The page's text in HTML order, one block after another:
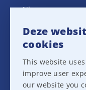
Nieuws
Training Events
Privacy verklaring
Deze
cookies
This website
improve user
our website you